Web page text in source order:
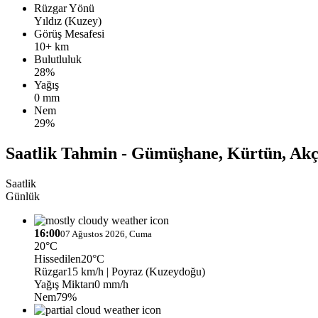
Rüzgar Yönü
Yıldız (Kuzey)
Görüş Mesafesi
10+ km
Bulutluluk
28%
Yağış
0 mm
Nem
29%
Saatlik Tahmin - Gümüşhane, Kürtün,
Saatlik
Günlük
16:0007 Ağustos 2026, Cuma
20°C
Hissedilen20°C
Rüzgar15 km/h | Poyraz (Kuzeydoğu)
Yağış Miktarı0 mm/h
Nem79%